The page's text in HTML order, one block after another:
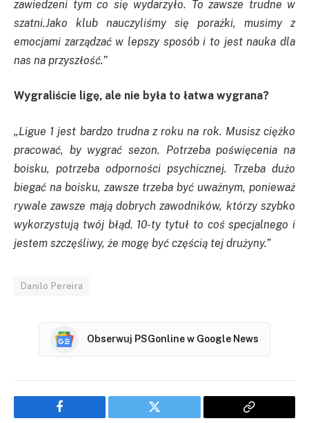
zawiedzeni tym co się wydarzyło. To zawsze trudne w
szatni.Jako klub nauczyliśmy się porażki, musimy z
emocjami zarządzać w lepszy sposób i to jest nauka dla
nas na przyszłość.”
Wygraliście ligę, ale nie była to łatwa wygrana?
„Ligue 1 jest bardzo trudna z roku na rok. Musisz ciężko
pracować, by wygrać sezon. Potrzeba poświęcenia na
boisku, potrzeba odporności psychicznej. Trzeba dużo
biegać na boisku, zawsze trzeba być uważnym, ponieważ
rywale zawsze mają dobrych zawodników, którzy szybko
wykorzystują twój błąd. 10-ty tytuł to coś specjalnego i
jestem szczęśliwy, że mogę być częścią tej drużyny.”
Danilo Pereira
Obserwuj PSGonline w Google News
Facebook Twitter Copy